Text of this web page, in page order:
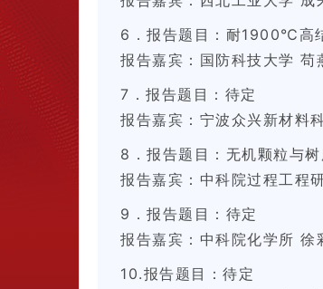
6．报告题目：耐1900℃高
报告嘉宾：国防科技大学 苟
7．报告题目：待定
报告嘉宾：宁波众兴新材料
8．报告题目：无机颗粒与
报告嘉宾：中科院过程工程
9．报告题目：待定
报告嘉宾：中科院化学所 徐
10.报告题目：待定